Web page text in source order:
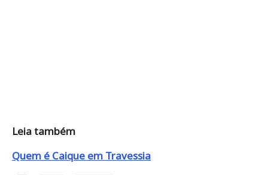
Leia também
Quem é Caique em Travessia